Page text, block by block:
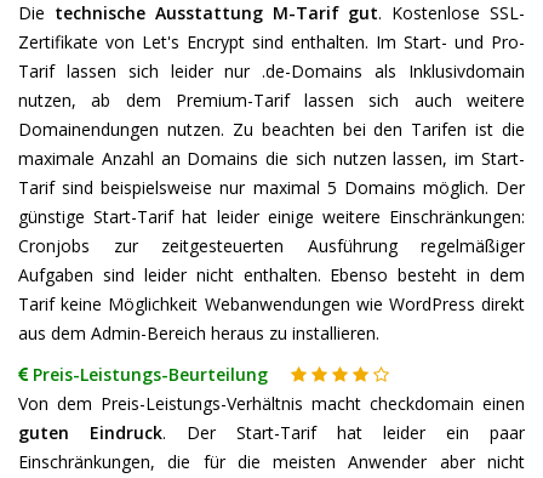
Die technische Ausstattung M-Tarif gut. Kostenlose SSL-
Zertifikate von Let's Encrypt sind enthalten. Im Start- und Pro-
Tarif lassen sich leider nur .de-Domains als Inklusivdomain
nutzen, ab dem Premium-Tarif lassen sich auch weitere
Domainendungen nutzen. Zu beachten bei den Tarifen ist die
maximale Anzahl an Domains die sich nutzen lassen, im Start-
Tarif sind beispielsweise nur maximal 5 Domains möglich. Der
günstige Start-Tarif hat leider einige weitere Einschränkungen:
Cronjobs zur zeitgesteuerten Ausführung regelmäßiger
Aufgaben sind leider nicht enthalten. Ebenso besteht in dem
Tarif keine Möglichkeit Webanwendungen wie WordPress direkt
aus dem Admin-Bereich heraus zu installieren.
Preis-Leistungs-Beurteilung
Von dem Preis-Leistungs-Verhältnis macht checkdomain einen
guten Eindruck. Der Start-Tarif hat leider ein paar
Einschränkungen, die für die meisten Anwender aber nicht